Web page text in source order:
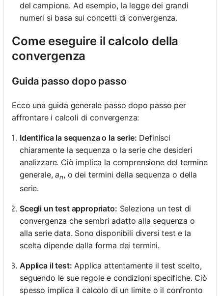
del campione. Ad esempio, la legge dei grandi
numeri si basa sui concetti di convergenza.
Come eseguire il calcolo della
convergenza
Guida passo dopo passo
Ecco una guida generale passo dopo passo per
affrontare i calcoli di convergenza:
Identifica la sequenza o la serie: Definisci
chiaramente la sequenza o la serie che desideri
analizzare. Ciò implica la comprensione del termine
generale,an, o dei termini della sequenza o della
serie.
Scegli un test appropriato: Seleziona un test di
convergenza che sembri adatto alla sequenza o
alla serie data. Sono disponibili diversi test e la
scelta dipende dalla forma dei termini.
Applica il test: Applica attentamente il test scelto,
seguendo le sue regole e condizioni specifiche. Ciò
spesso implica il calcolo di un limite o il confronto